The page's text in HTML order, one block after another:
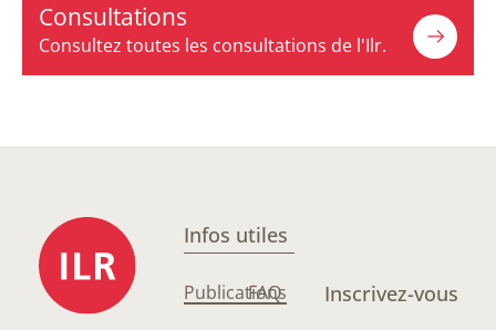
Consultations
Consultez toutes les consultations de l'Ilr.
Infos utiles
Publications
FAQ Inscrivez-vous